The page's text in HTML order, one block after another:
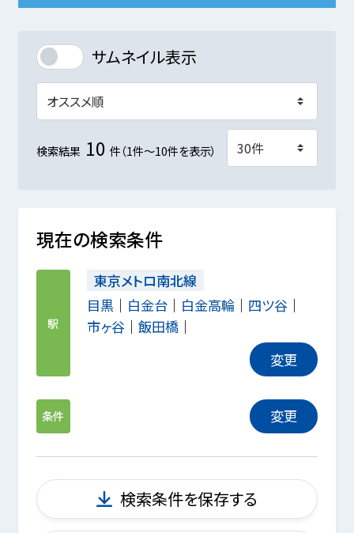
サムネイル表示
検索結果 10 件（1件～10件を表示）
現在の検索条件
駅
東京メトロ南北線
目黒
白金台 白金高輪
四ツ谷
市ヶ谷
飯田橋
変更
条件 変更
検索条件を保存する